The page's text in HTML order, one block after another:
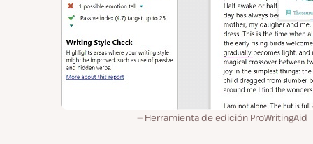
Herramienta de edición ProWritingAid